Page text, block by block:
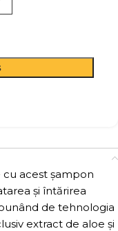
cu acest șampon
și întărirea
de tehnologia
extract de aloe și